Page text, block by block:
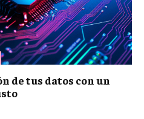
de tus datos con un